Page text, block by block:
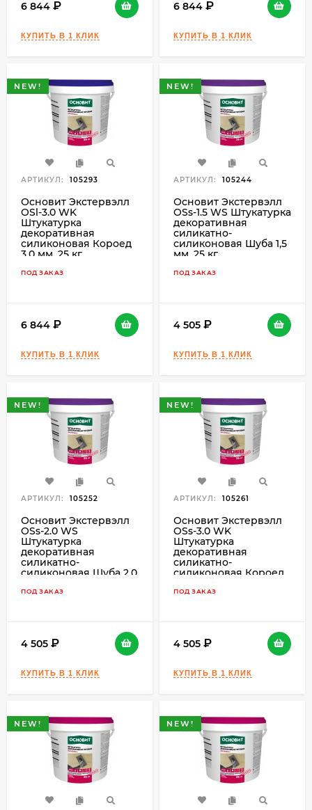
6 844 6 844
NEW!
АРТИКУЛ: 105293
Основит Экстервэлл
OSl-3.0 WK
Штукатурка
декоративная
силиконовая Короед
3,0 мм, 25 кг.
ПОД ЗАКАЗ
6 844
NEW!
АРТИКУЛ: 105244
Основит Экстервэлл
OSs-1.5 WS Штукатурка
декоративная
силикатно-
силиконовая Шуба 1,5
мм, 25 кг.
ПОД ЗАКАЗ
4 505
NEW!
АРТИКУЛ: 105252
Основит Экстервэлл
OSs-2.0 WS
Штукатурка
декоративная
силикатно-
силиконовая Шуба 2,0
ПОД ЗАКАЗ
4 505
NEW!
АРТИКУЛ: 105261
Основит Экстервэлл
OSs-3.0 WK
Штукатурка
декоративная
силикатно-
силиконовая Короед
ПОД ЗАКАЗ
4 505
NEW! NEW!